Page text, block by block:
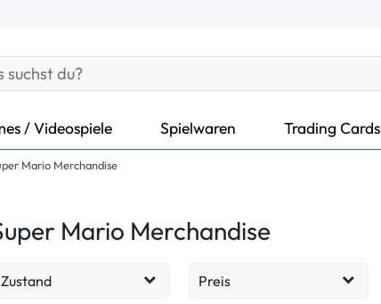
/ Videospiele Spielwaren Trading Cards
Mario Merchandise
Mario Merchandise
Zustand Preis